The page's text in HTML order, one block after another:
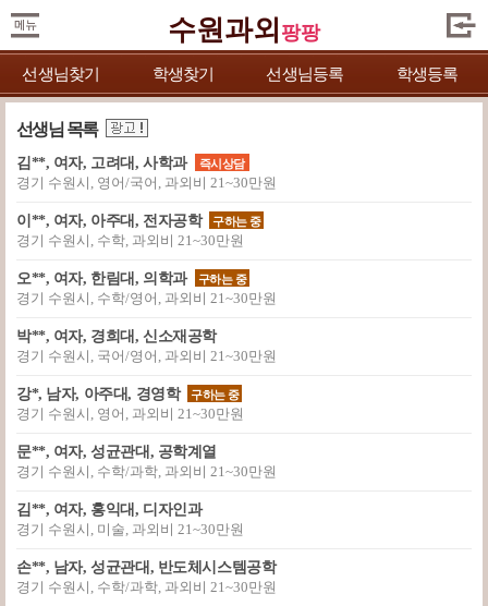
수원과외 팡팡
선생님찾기 학생찾기 선생님등록 학생등록
선생님 목록
김**, 여자, 고려대, 사학과 즉시상담
경기 수원시, 영어/국어, 과외비 21~30만원
이**, 여자, 아주대, 전자공학 구하는 중
경기 수원시, 수학, 과외비 21~30만원
오**, 여자, 한림대, 의학과 구하는 중
경기 수원시, 수학/영어, 과외비 21~30만원
박**, 여자, 경희대, 신소재공학
경기 수원시, 국어/영어, 과외비 21~30만원
강*, 남자, 아주대, 경영학 구하는 중
경기 수원시, 영어, 과외비 21~30만원
문**, 여자, 성균관대, 공학계열
경기 수원시, 수학/과학, 과외비 21~30만원
김**, 여자, 홍익대, 디자인과
경기 수원시, 미술, 과외비 21~30만원
손**, 남자, 성균관대, 반도체시스템공학
경기 수원시, 수학/과학, 과외비 21~30만원